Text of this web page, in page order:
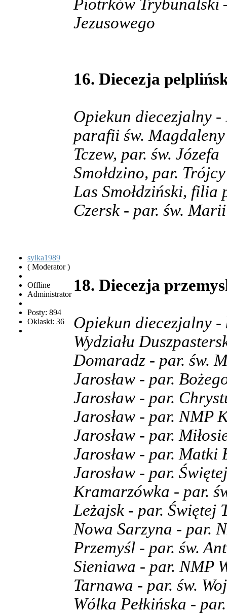
sylka1989
( Moderator )
Offline
Administrator
Posty: 894
Oklaski: 36
Piotrków Trybunalski
Jezusowego
16. Diecezja
Opiekun diecezjalny -
parafii św.
Tczew, par. św. Józefa
Smołdzino, par.
Las Smołdziński, filia
Czersk - par. św.
18. Diecezja
Opiekun diecezjalny
Wydziału
Domaradz - par. św.
Jarosław - par.
Jarosław - par.
Jarosław - par. NMP
Jarosław - par.
Jarosław - par. Matki
Jarosław - par.
Kramarzówka - par.
Leżajsk - par. Świętej
Nowa Sarzyna - par.
Przemyśl - par. św.
Sieniawa - par. NMP
Tarnawa - par. św.
Wólka Pełkińska -